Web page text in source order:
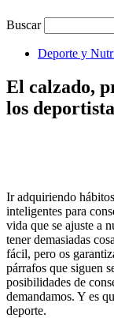
Buscar
Deporte y
El calzado,
los
Ir adquiriendo
inteligentes para
vida que se ajuste a
tener demasiadas
fácil, pero os
párrafos que siguen
posibilidades de
demandamos. Y es
deporte.